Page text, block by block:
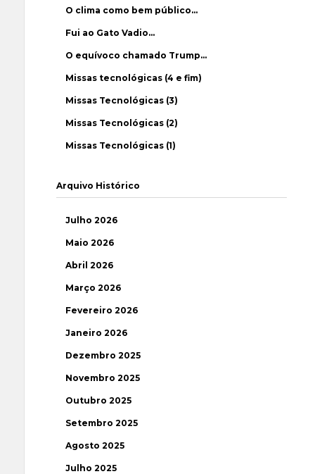
O clima como bem público…
Fui ao Gato Vadio…
O equívoco chamado Trump…
Missas tecnológicas (4 e fim)
Missas Tecnológicas (3)
Missas Tecnológicas (2)
Missas Tecnológicas (1)
Arquivo Histórico
Julho 2026
Maio 2026
Abril 2026
Março 2026
Fevereiro 2026
Janeiro 2026
Dezembro 2025
Novembro 2025
Outubro 2025
Setembro 2025
Agosto 2025
Julho 2025